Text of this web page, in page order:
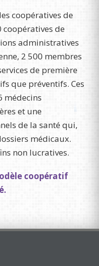
coopératives de
coopératives de
administratives
2 500 membres
de première
que préventifs. Ces
médecins
et une
de la santé qui,
médicaux.
non lucratives.
coopératif